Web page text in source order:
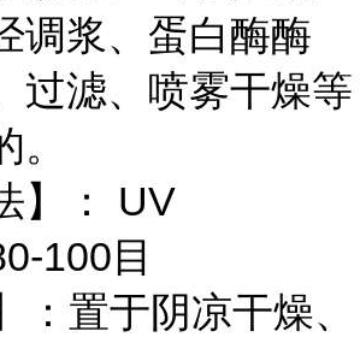
调浆、蛋白酶酶
过滤、喷雾干燥等
】： UV
100目
：置于阴凉干燥、